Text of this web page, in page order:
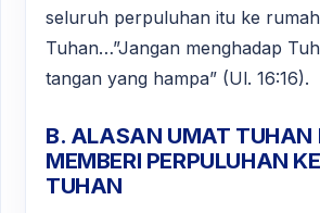
seluruh perpuluhan itu ke rumah
Tuhan…”Jangan menghadap
tangan yang hampa” (Ul. 16:16).
B. ALASAN UMAT TUHAN
MEMBERI PERPULUHAN
TUHAN